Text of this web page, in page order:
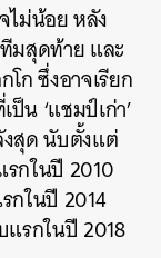
ไม่น้อย หลัง
ทีมสุดท้าย และ
ก ซึ่งอาจเรียก
น ‘แชมป์เก่า’
สุด นับตั้งแต่
กในปี 2010
กในปี 2014
รกในปี 2018